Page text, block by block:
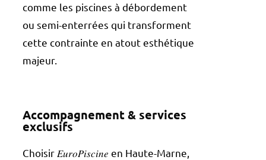
comme les piscines à débordement
ou semi-enterrées qui transforment
cette contrainte en atout esthétique
majeur.
Accompagnement & services
exclusifs
Choisir 𝐸𝑢𝑟𝑜𝑃𝑖𝑠𝑐𝑖𝑛𝑒 en Haute-Marne,